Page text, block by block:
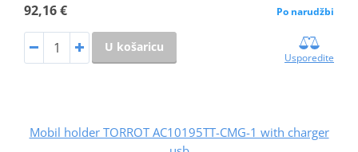
92,16 € Po narudžbi
U košaricu
Usporedite
Mobil holder TORROT AC10195TT-CMG-1 with charger